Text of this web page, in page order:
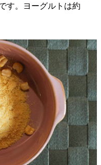
す。ヨーグルトは約